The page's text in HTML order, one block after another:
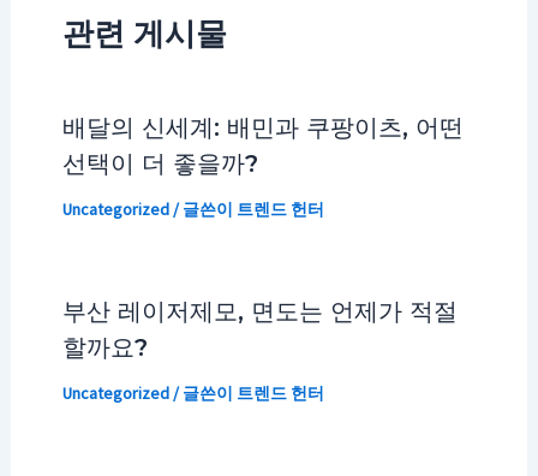
관련 게시물
배달의 신세계: 배민과 쿠팡이츠, 어떤
선택이 더 좋을까?
Uncategorized/ 글쓴이 트렌드 헌터
부산 레이저제모, 면도는 언제가 적절
할까요?
Uncategorized/ 글쓴이 트렌드 헌터